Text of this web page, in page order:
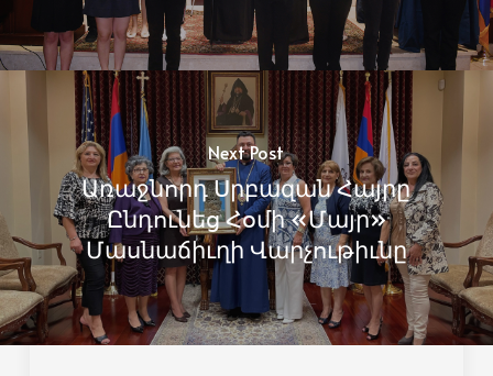
Next Post
Առաջնորդ Սրբազան Հայրը
Ընդունեց Հօմի «Մայր»
Մասնաճիւղի Վարչութիւնը